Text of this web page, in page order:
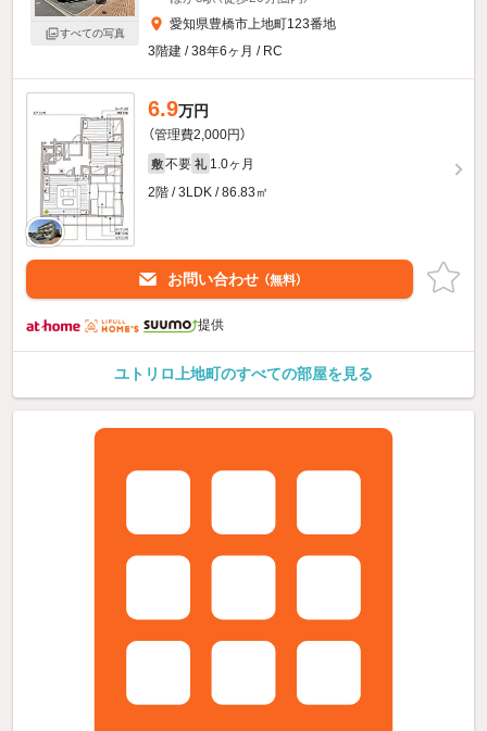
すべての写真
愛知県豊橋市上地町123番地
3階建 / 38年6ヶ月 / RC
6.9万円
（管理費2,000円）
敷 不要 礼 1.0ヶ月
2階 / 3LDK / 86.83㎡
お問い合わせ （無料）
提供
ユトリロ上地町のすべての部屋を見る